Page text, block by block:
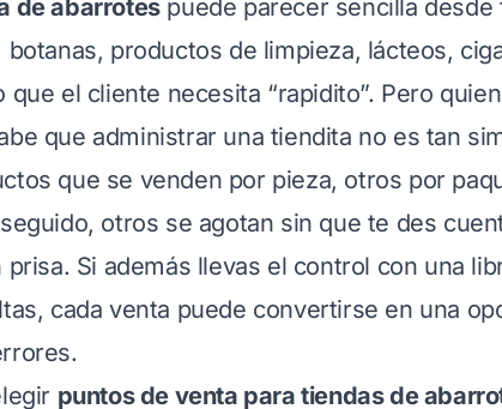
de abarrotespuede parecer sencilla desde
botanas, productos de limpieza, lácteos,
que el cliente necesita “rapidito”. Pero
que administrar una tiendita no es tan
que se venden por pieza, otros por
otros se agotan sin que te des
prisa. Si además llevas el control con una
cada venta puede convertirse en una
puntos de venta para tiendas de